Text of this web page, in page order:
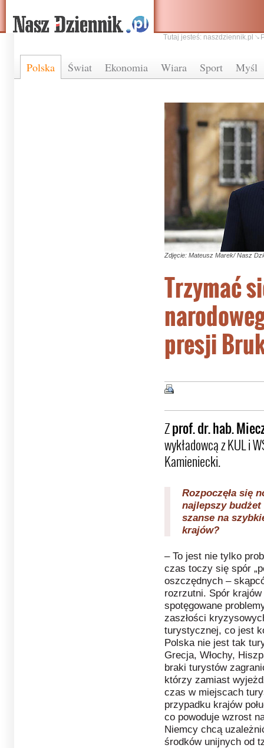
Polska Świat Ekonomia Wiara Sport Myśl
Tutaj jesteś: naszdziennik.pl
Zdjęcie: Mateusz Marek/ Nasz
Trzymać
presji
Zprof. dr. hab.
wykładowcą z KUL i
Kamieniecki.
Rozpoczęła się
najlepszy
szanse na
krajów?
– To jest nie tylko
czas toczy się spór
oszczędnych –
rozrzutni. Spór krajów
spotęgowane
zaszłości
turystycznej, co jest
Polska nie jest tak
Grecja, Włochy,
braki turystów
którzy zamiast
czas w miejscach
przypadku krajów
co powoduje wzrost
Niemcy chcą
środków unijnych od